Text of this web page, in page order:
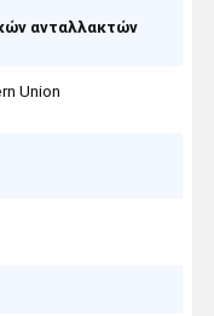
ανταλλακτών
Union